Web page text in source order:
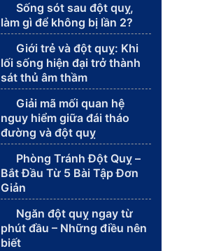
Sống sót sau đột quỵ,
làm gì để không bị lần 2?
Giới trẻ và đột quỵ: Khi
lối sống hiện đại trở thành
sát thủ âm thầm
Giải mã mối quan hệ
nguy hiểm giữa đái tháo
đường và đột quỵ
Phòng Tránh Đột Quỵ –
Bắt Đầu Từ 5 Bài Tập Đơn
Giản
Ngăn đột quỵ ngay từ
phút đầu – Những điều nên
biết